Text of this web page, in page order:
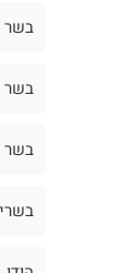
בשר
בשר
בשר